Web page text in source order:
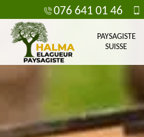
076 641 01 46
PAYSAGISTE
SUISSE